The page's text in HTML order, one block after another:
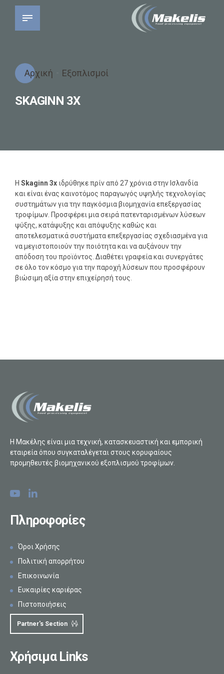
Αρχική Εξοπλισμοί
SKAGINN 3X
H Skaginn 3x ιδρύθηκε πρίν από 27 χρόνια στην Ισλανδία
και είναι ένας καινοτόμος παραγωγός υψηλής τεχνολογίας
συστημάτων για την παγκόσμια βιομηχανία επεξεργασίας
τροφίμων. Προσφέρει μια σειρά πατενταρισμένων λύσεων
ψύξης, κατάψυξης και απόψυξης καθώς και
αποτελεσματικά συστήματα επεξεργασίας σχεδιασμένα για
να μεγιστοποιούν την ποιότητα και να αυξάνουν την
απόδοση του προϊόντος. Διαθέτει γραφεία και συνεργάτες
σε όλο τον κόσμο για την παροχή λύσεων που προσφέρουν
βιώσιμη αξία στην επιχείρησή τους.
Η Μακέλης είναι μια τεχνική, κατασκευαστική και εμπορική
εταιρεία όπου συγκαταλέγεται στους κορυφαίους
προμηθευτές βιομηχανικού εξοπλισμού τροφίμων.
Πληροφορίες
Όροι Χρήσης
Πολιτική απορρήτου
Επικοινωνία
Ευκαιρίες καριέρας
Πιστοποιήσεις
Partner's Section
Χρήσιμα Links